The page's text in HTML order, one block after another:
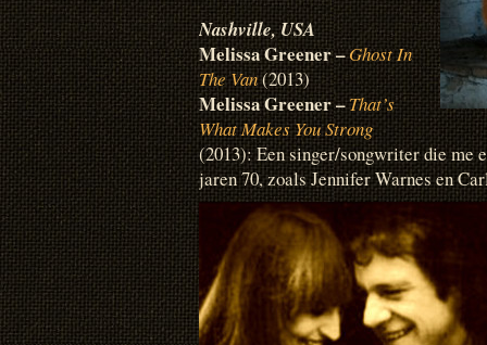
Nashville, USA
Melissa Greener –Ghost In
The Van(2013)
Melissa Greener –That’s
What Makes You Strong
(2013): Een singer/songwriter die me
jaren 70, zoals Jennifer Warnes en